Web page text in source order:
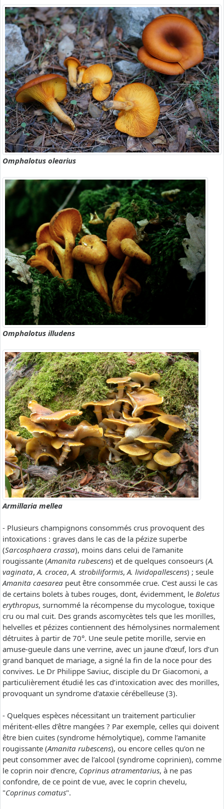
Omphalotus olearius
Omphalotus illudens
Armillaria mellea
- Plusieurs champignons consommés crus provoquent des
intoxications : graves dans le cas de la pézize superbe
(Sarcosphaera crassa), moins dans celui de l’amanite
rougissante (Amanita rubescens) et de quelques consoeurs (A.
vaginata,A. crocea, A. strobiliformis,A. lividopallescens) ; seule
Amanita caesarea peut être consommée crue. C’est aussi le cas
de certains bolets à tubes rouges, dont, évidemment, le Boletus
erythropus, surnommé la récompense du mycologue, toxique
cru ou mal cuit. Des grands ascomycètes tels que les morilles,
helvelles et pézizes contiennent des hémolysines normalement
détruites à partir de 70°. Une seule petite morille, servie en
amuse-gueule dans une verrine, avec un jaune d’œuf, lors d’un
grand banquet de mariage, a signé la fin de la noce pour des
convives. Le Dr Philippe Saviuc, disciple du Dr Giacomoni, a
particulièrement étudié les cas d’intoxication avec des morilles,
provoquant un syndrome d’ataxie cérébelleuse (3).
- Quelques espèces nécessitant un traitement particulier
méritent-elles d’être mangées ? Par exemple, celles qui doivent
être bien cuites (syndrome hémolytique), comme l’amanite
rougissante (Amanita rubescens), ou encore celles qu’on ne
peut consommer avec de l’alcool (syndrome coprinien), comme
le coprin noir d’encre, Coprinus atramentarius, à ne pas
confondre, de ce point de vue, avec le coprin chevelu,
"Coprinus comatus".